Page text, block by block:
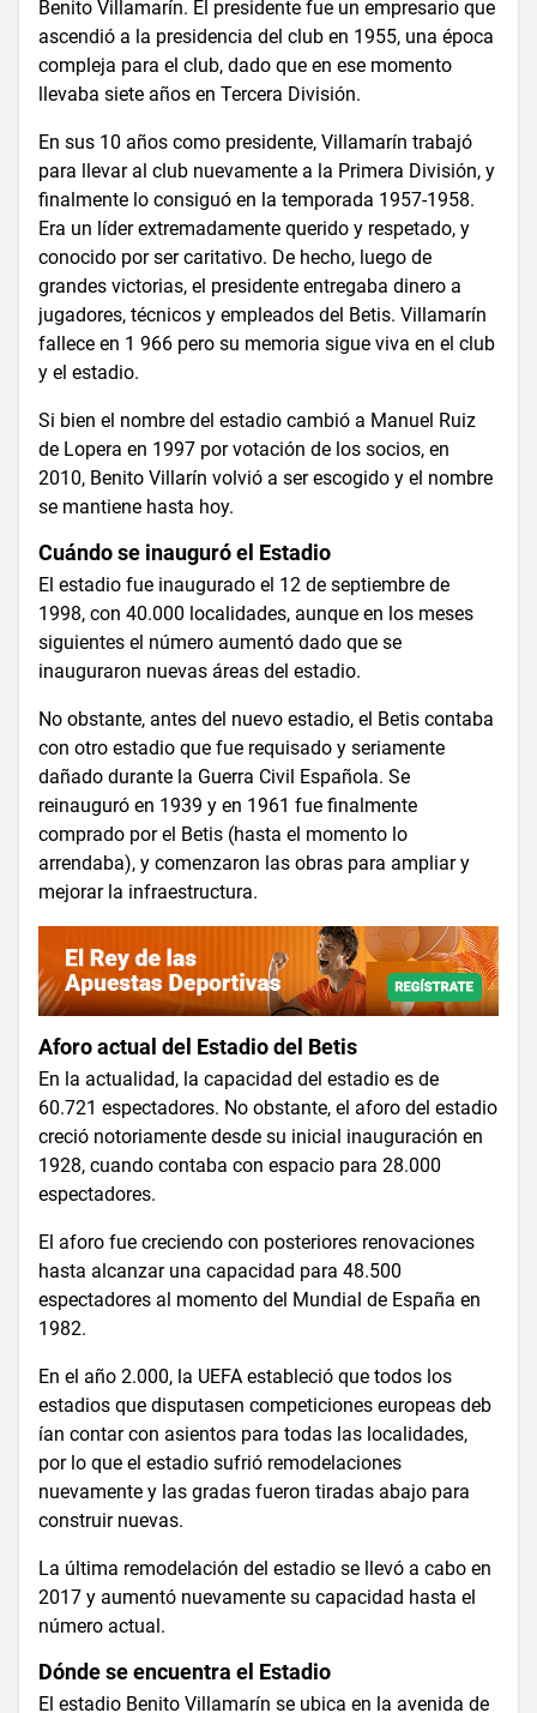
Benito Villamarín. El presidente fue un empresario que
ascendió a la presidencia del club en 1955, una época
compleja para el club, dado que en ese momento
llevaba siete años en Tercera División.
En sus 10 años como presidente, Villamarín trabajó
para llevar al club nuevamente a la Primera División, y
finalmente lo consiguó en la temporada 1957-1958.
Era un líder extremadamente querido y respetado, y
conocido por ser caritativo. De hecho, luego de
grandes victorias, el presidente entregaba dinero a
jugadores, técnicos y empleados del Betis. Villamarín
fallece en 1 966 pero su memoria sigue viva en el club
y el estadio.
Si bien el nombre del estadio cambió a Manuel Ruiz
de Lopera en 1997 por votación de los socios, en
2010, Benito Villarín volvió a ser escogido y el nombre
se mantiene hasta hoy.
Cuándo se inauguró el Estadio
El estadio fue inaugurado el 12 de septiembre de
1998, con 40.000 localidades, aunque en los meses
siguientes el número aumentó dado que se
inauguraron nuevas áreas del estadio.
No obstante, antes del nuevo estadio, el Betis contaba
con otro estadio que fue requisado y seriamente
dañado durante la Guerra Civil Española. Se
reinauguró en 1939 y en 1961 fue finalmente
comprado por el Betis (hasta el momento lo
arrendaba), y comenzaron las obras para ampliar y
mejorar la infraestructura.
Aforo actual del Estadio del Betis
En la actualidad, la capacidad del estadio es de
60.721 espectadores. No obstante, el aforo del estadio
creció notoriamente desde su inicial inauguración en
1928, cuando contaba con espacio para 28.000
espectadores.
El aforo fue creciendo con posteriores renovaciones
hasta alcanzar una capacidad para 48.500
espectadores al momento del Mundial de España en
1982.
En el año 2.000, la UEFA estableció que todos los
estadios que disputasen competiciones europeas deb
ían contar con asientos para todas las localidades,
por lo que el estadio sufrió remodelaciones
nuevamente y las gradas fueron tiradas abajo para
construir nuevas.
La última remodelación del estadio se llevó a cabo en
2017 y aumentó nuevamente su capacidad hasta el
número actual.
Dónde se encuentra el Estadio
El estadio Benito Villamarín se ubica en la avenida de